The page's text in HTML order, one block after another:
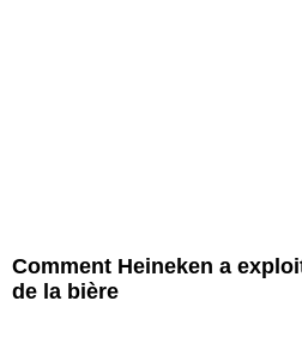
Comment Heineken a
de la bière